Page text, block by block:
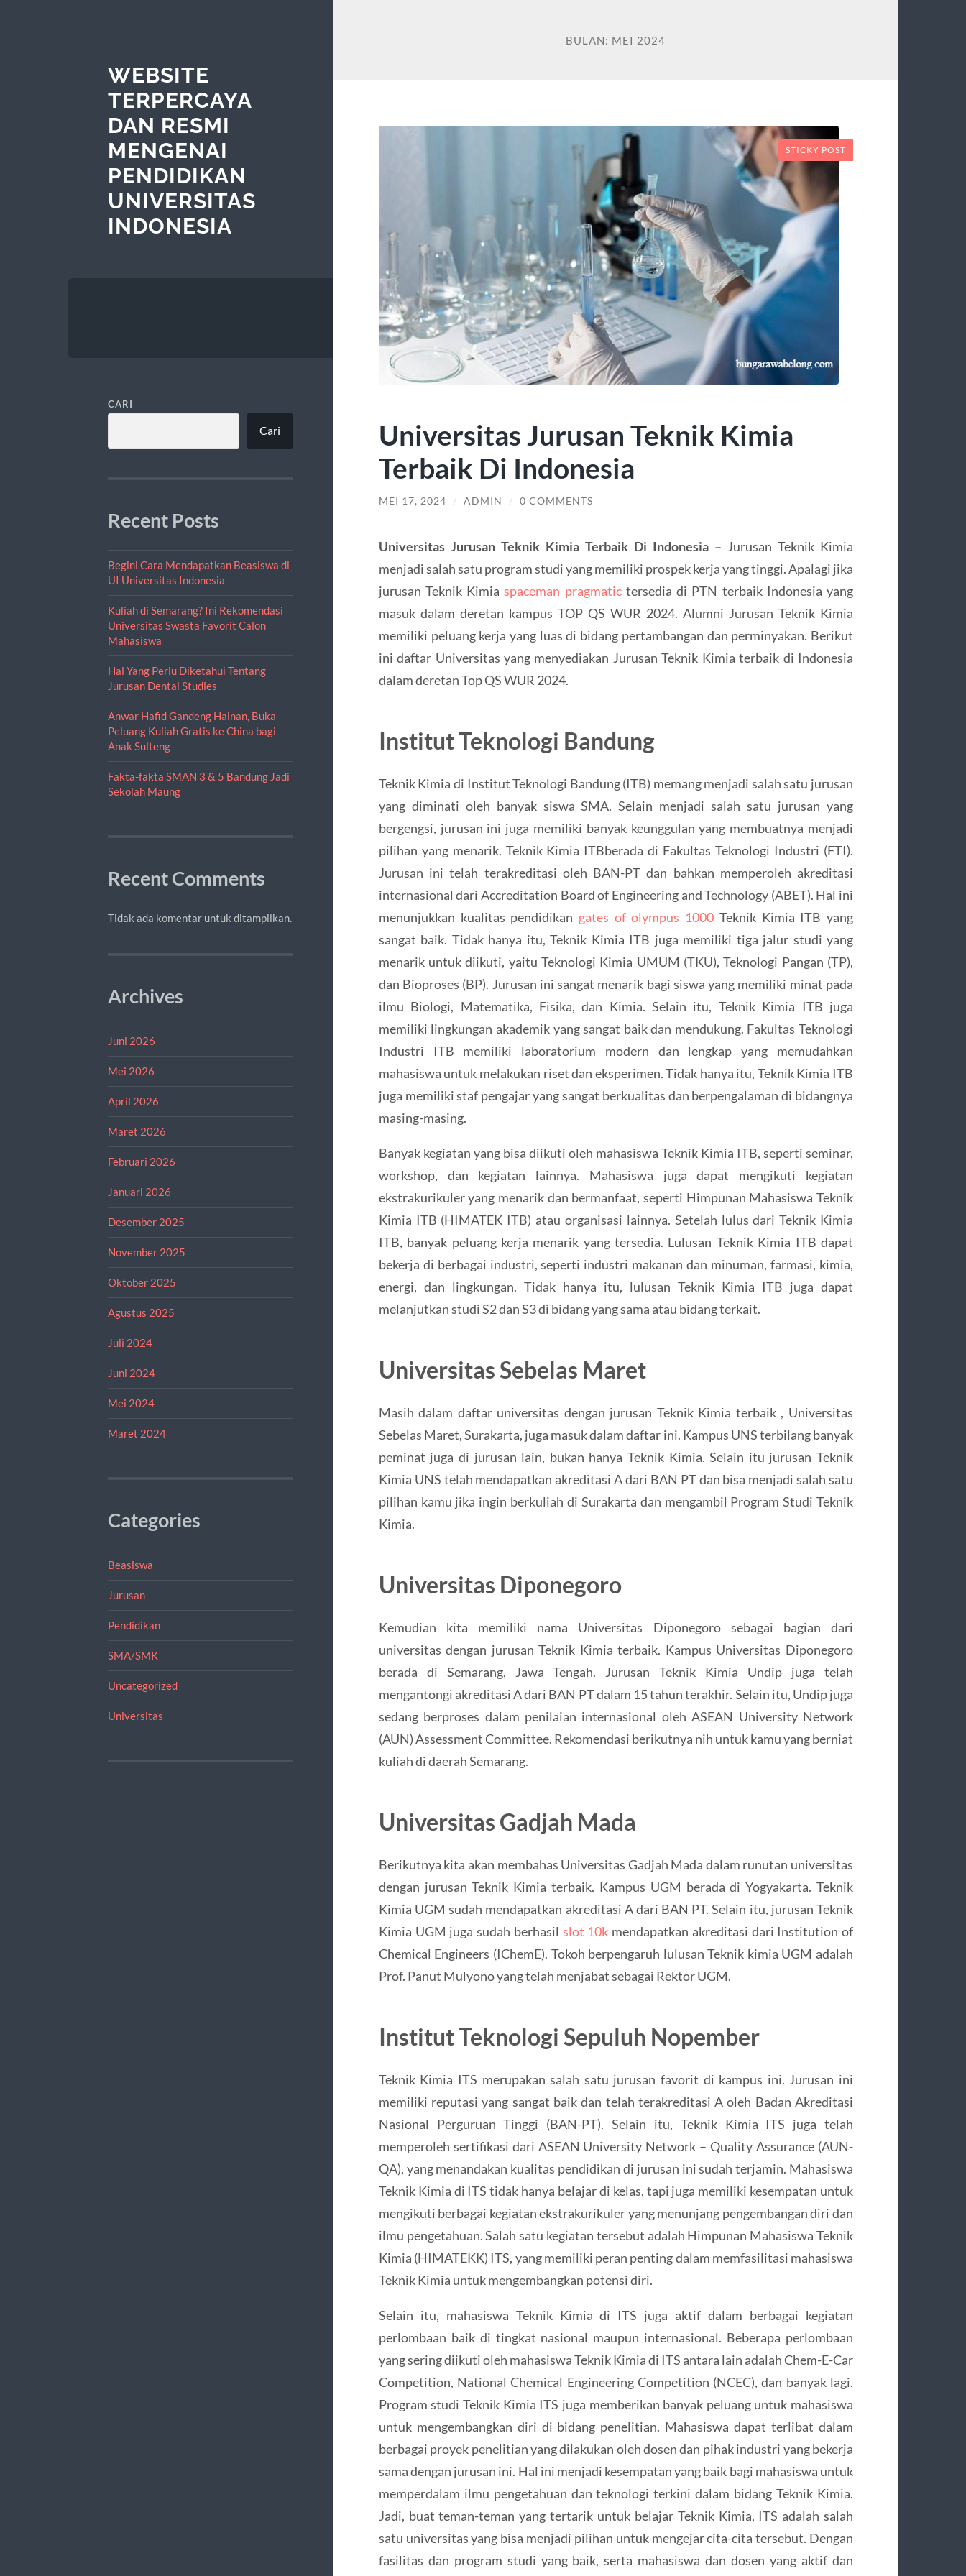
WEBSITE
TERPERCAYA
DAN RESMI
MENGENAI
PENDIDIKAN
UNIVERSITAS
INDONESIA
CARI
Cari
Recent Posts
Begini Cara Mendapatkan Beasiswa di
UI Universitas Indonesia
Kuliah di Semarang? Ini Rekomendasi
Universitas Swasta Favorit Calon
Mahasiswa
Hal Yang Perlu Diketahui Tentang
Jurusan Dental Studies
Anwar Hafid Gandeng Hainan, Buka
Peluang Kuliah Gratis ke China bagi
Anak Sulteng
Fakta-fakta SMAN 3 & 5 Bandung Jadi
Sekolah Maung
Recent Comments
Tidak ada komentar untuk ditampilkan.
Archives
Juni 2026
Mei 2026
April 2026
Maret 2026
Februari 2026
Januari 2026
Desember 2025
November 2025
Oktober 2025
Agustus 2025
Juli 2024
Juni 2024
Mei 2024
Maret 2024
Categories
Beasiswa
Jurusan
Pendidikan
SMA/SMK
Uncategorized
Universitas
BULAN: MEI 2024
STICKY POST
Universitas Jurusan Teknik Kimia
Terbaik Di Indonesia
MEI 17, 2024 / ADMIN / 0 COMMENTS
Universitas Jurusan Teknik Kimia Terbaik Di Indonesia – Jurusan Teknik Kimia
menjadi salah satu program studi yang memiliki prospek kerja yang tinggi. Apalagi jika
jurusan Teknik Kimiaspaceman pragmatictersedia di PTN terbaik Indonesia yang
masuk dalam deretan kampus TOP QS WUR 2024. Alumni Jurusan Teknik Kimia
memiliki peluang kerja yang luas di bidang pertambangan dan perminyakan. Berikut
ini daftar Universitas yang menyediakan Jurusan Teknik Kimia terbaik di Indonesia
dalam deretan Top QS WUR 2024.
Institut Teknologi Bandung
Teknik Kimia di Institut Teknologi Bandung (ITB) memang menjadi salah satu jurusan
yang diminati oleh banyak siswa SMA. Selain menjadi salah satu jurusan yang
bergengsi, jurusan ini juga memiliki banyak keunggulan yang membuatnya menjadi
pilihan yang menarik. Teknik Kimia ITBberada di Fakultas Teknologi Industri (FTI).
Jurusan ini telah terakreditasi oleh BAN-PT dan bahkan memperoleh akreditasi
internasional dari Accreditation Board of Engineering and Technology (ABET). Hal ini
menunjukkan kualitas pendidikan gates of olympus 1000 Teknik Kimia ITB yang
sangat baik. Tidak hanya itu, Teknik Kimia ITB juga memiliki tiga jalur studi yang
menarik untuk diikuti, yaitu Teknologi Kimia UMUM (TKU), Teknologi Pangan (TP),
dan Bioproses (BP). Jurusan ini sangat menarik bagi siswa yang memiliki minat pada
ilmu Biologi, Matematika, Fisika, dan Kimia. Selain itu, Teknik Kimia ITB juga
memiliki lingkungan akademik yang sangat baik dan mendukung. Fakultas Teknologi
Industri ITB memiliki laboratorium modern dan lengkap yang memudahkan
mahasiswa untuk melakukan riset dan eksperimen. Tidak hanya itu, Teknik Kimia ITB
juga memiliki staf pengajar yang sangat berkualitas dan berpengalaman di bidangnya
masing-masing.
Banyak kegiatan yang bisa diikuti oleh mahasiswa Teknik Kimia ITB, seperti seminar,
workshop, dan kegiatan lainnya. Mahasiswa juga dapat mengikuti kegiatan
ekstrakurikuler yang menarik dan bermanfaat, seperti Himpunan Mahasiswa Teknik
Kimia ITB (HIMATEK ITB) atau organisasi lainnya. Setelah lulus dari Teknik Kimia
ITB, banyak peluang kerja menarik yang tersedia. Lulusan Teknik Kimia ITB dapat
bekerja di berbagai industri, seperti industri makanan dan minuman, farmasi, kimia,
energi, dan lingkungan. Tidak hanya itu, lulusan Teknik Kimia ITB juga dapat
melanjutkan studi S2 dan S3 di bidang yang sama atau bidang terkait.
Universitas Sebelas Maret
Masih dalam daftar universitas dengan jurusan Teknik Kimia terbaik , Universitas
Sebelas Maret, Surakarta, juga masuk dalam daftar ini. Kampus UNS terbilang banyak
peminat juga di jurusan lain, bukan hanya Teknik Kimia. Selain itu jurusan Teknik
Kimia UNS telah mendapatkan akreditasi A dari BAN PT dan bisa menjadi salah satu
pilihan kamu jika ingin berkuliah di Surakarta dan mengambil Program Studi Teknik
Kimia.
Universitas Diponegoro
Kemudian kita memiliki nama Universitas Diponegoro sebagai bagian dari
universitas dengan jurusan Teknik Kimia terbaik. Kampus Universitas Diponegoro
berada di Semarang, Jawa Tengah. Jurusan Teknik Kimia Undip juga telah
mengantongi akreditasi A dari BAN PT dalam 15 tahun terakhir. Selain itu, Undip juga
sedang berproses dalam penilaian internasional oleh ASEAN University Network
(AUN) Assessment Committee. Rekomendasi berikutnya nih untuk kamu yang berniat
kuliah di daerah Semarang.
Universitas Gadjah Mada
Berikutnya kita akan membahas Universitas Gadjah Mada dalam runutan universitas
dengan jurusan Teknik Kimia terbaik. Kampus UGM berada di Yogyakarta. Teknik
Kimia UGM sudah mendapatkan akreditasi A dari BAN PT. Selain itu, jurusan Teknik
Kimia UGM juga sudah berhasil slot 10k mendapatkan akreditasi dari Institution of
Chemical Engineers (IChemE). Tokoh berpengaruh lulusan Teknik kimia UGM adalah
Prof. Panut Mulyono yang telah menjabat sebagai Rektor UGM.
Institut Teknologi Sepuluh Nopember
Teknik Kimia ITS merupakan salah satu jurusan favorit di kampus ini. Jurusan ini
memiliki reputasi yang sangat baik dan telah terakreditasi A oleh Badan Akreditasi
Nasional Perguruan Tinggi (BAN-PT). Selain itu, Teknik Kimia ITS juga telah
memperoleh sertifikasi dari ASEAN University Network – Quality Assurance (AUN-
QA), yang menandakan kualitas pendidikan di jurusan ini sudah terjamin. Mahasiswa
Teknik Kimia di ITS tidak hanya belajar di kelas, tapi juga memiliki kesempatan untuk
mengikuti berbagai kegiatan ekstrakurikuler yang menunjang pengembangan diri dan
ilmu pengetahuan. Salah satu kegiatan tersebut adalah Himpunan Mahasiswa Teknik
Kimia (HIMATEKK) ITS, yang memiliki peran penting dalam memfasilitasi mahasiswa
Teknik Kimia untuk mengembangkan potensi diri.
Selain itu, mahasiswa Teknik Kimia di ITS juga aktif dalam berbagai kegiatan
perlombaan baik di tingkat nasional maupun internasional. Beberapa perlombaan
yang sering diikuti oleh mahasiswa Teknik Kimia di ITS antara lain adalah Chem-E-Car
Competition, National Chemical Engineering Competition (NCEC), dan banyak lagi.
Program studi Teknik Kimia ITS juga memberikan banyak peluang untuk mahasiswa
untuk mengembangkan diri di bidang penelitian. Mahasiswa dapat terlibat dalam
berbagai proyek penelitian yang dilakukan oleh dosen dan pihak industri yang bekerja
sama dengan jurusan ini. Hal ini menjadi kesempatan yang baik bagi mahasiswa untuk
memperdalam ilmu pengetahuan dan teknologi terkini dalam bidang Teknik Kimia.
Jadi, buat teman-teman yang tertarik untuk belajar Teknik Kimia, ITS adalah salah
satu universitas yang bisa menjadi pilihan untuk mengejar cita-cita tersebut. Dengan
fasilitas dan program studi yang baik, serta mahasiswa dan dosen yang aktif dan